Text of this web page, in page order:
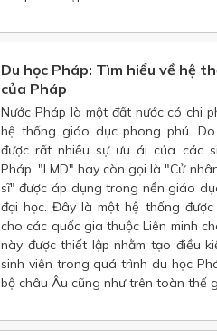
Du học Pháp: Tìm hiểu về hệ
của Pháp
Nước Pháp là một đất nước có chi
hệ thống giáo dục phong phú.
được rất nhiều sự ưu ái của các
Pháp. "LMD" hay còn gọi là "Cử
sĩ" được áp dụng trong nền giáo
đại học. Đây là một hệ thống
cho các quốc gia thuộc Liên minh
này được thiết lập nhằm tạo điều
sinh viên trong quá trình du học
bộ châu Âu cũng như trên toàn thế